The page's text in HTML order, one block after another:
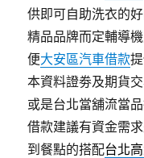
供即可自助洗衣的
精品品牌而定輔導
便大安區汽車借款
本資料證劵及期貨
或是台北當舖流當
借款建議有資金需
到餐點的搭配台北